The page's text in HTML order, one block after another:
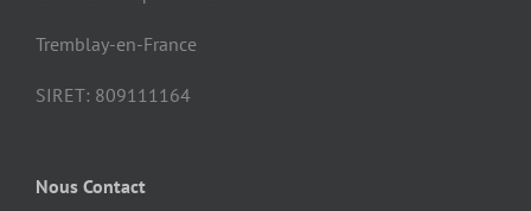
Tremblay-en-France
SIRET: 809111164
Nous Contact